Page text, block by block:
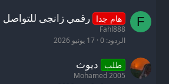
F هام جدا رقمي زانجى للتواصل
Fahl888
الردود 0 17 يونيو 2026
طلب ديوث
Mohamed 2005